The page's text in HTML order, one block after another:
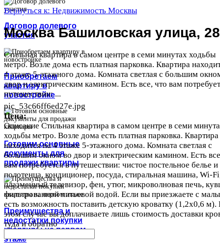
Договор долевого
участия
Приобретаем
квартиру в
новостройке
Готовим основные
документы для
продажи квартиры
Преимущества и
недостатки покупки
квартиры на первом
этаже
Вернуться к: Недвижимость Москвы
Москва Башиловская улица, 28
Стильная квартира в самом центре в семи минутах ходьбы
метро. Возле дома есть платная парковка. Квартира
4 этаже 5-этажного дома. Комната светлая с большим
двор и электрическим камином. Есть все, что вам
путешествии: ...
pic_53c66ff6ed27e.jpg
Цена:
Описание Стильная квартира в самом центре в семи
ходьбы метро. Возле дома есть платная парковка. Квартира
находится на 4 этаже 5-этажного дома. Комната светлая с
большим окном во двор и электрическим камином. Есть
вам потребуется в путешествии: чистое постельное белье и
полотенца, кондиционер, посуда, стиральная машина, Wi-
плазменный телевизор, фен, утюг, микроволновая печь,
фильтрованной питьевой водой. Если вы приезжаете с
есть возможность поставить детскую кроватку (1,2х0,6 м).
этом случае вы доплачиваете лишь стоимость доставки
туда и обратно